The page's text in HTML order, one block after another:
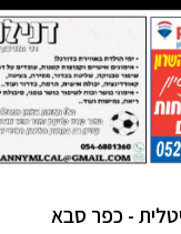
- כפר סבא